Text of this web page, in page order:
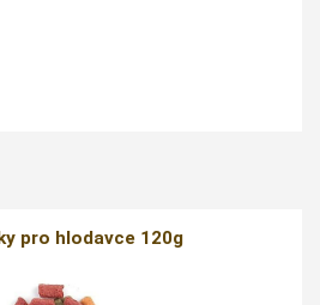
pro hlodavce 120g